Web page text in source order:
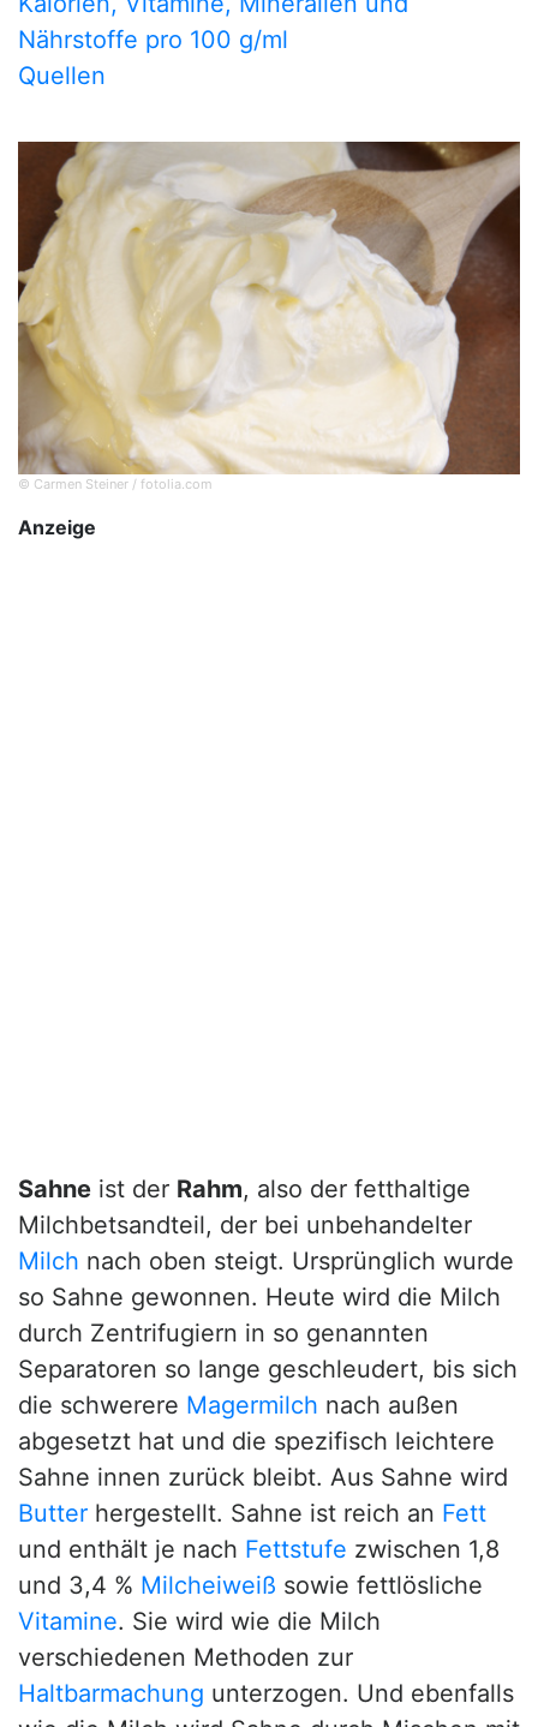
Nährstoffe pro 100 g/ml
Quellen
© Carmen Steiner / fotolia.com
Anzeige
Sahne ist der Rahm, also der fetthaltige
Milchbetsandteil, der bei unbehandelter
Milch nach oben steigt. Ursprünglich wurde
so Sahne gewonnen. Heute wird die Milch
durch Zentrifugiern in so genannten
Separatoren so lange geschleudert, bis sich
die schwerere Magermilch nach außen
abgesetzt hat und die spezifisch leichtere
Sahne innen zurück bleibt. Aus Sahne wird
Butter hergestellt. Sahne ist reich an Fett
und enthält je nach Fettstufe zwischen 1,8
und 3,4 % Milcheiweiß sowie fettlösliche
Vitamine. Sie wird wie die Milch
verschiedenen Methoden zur
Haltbarmachung unterzogen. Und ebenfalls